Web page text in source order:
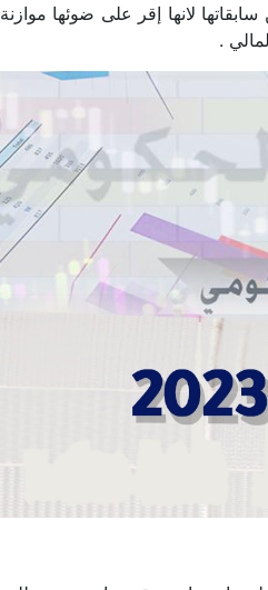
لانها إقر على ضوئها موازنة